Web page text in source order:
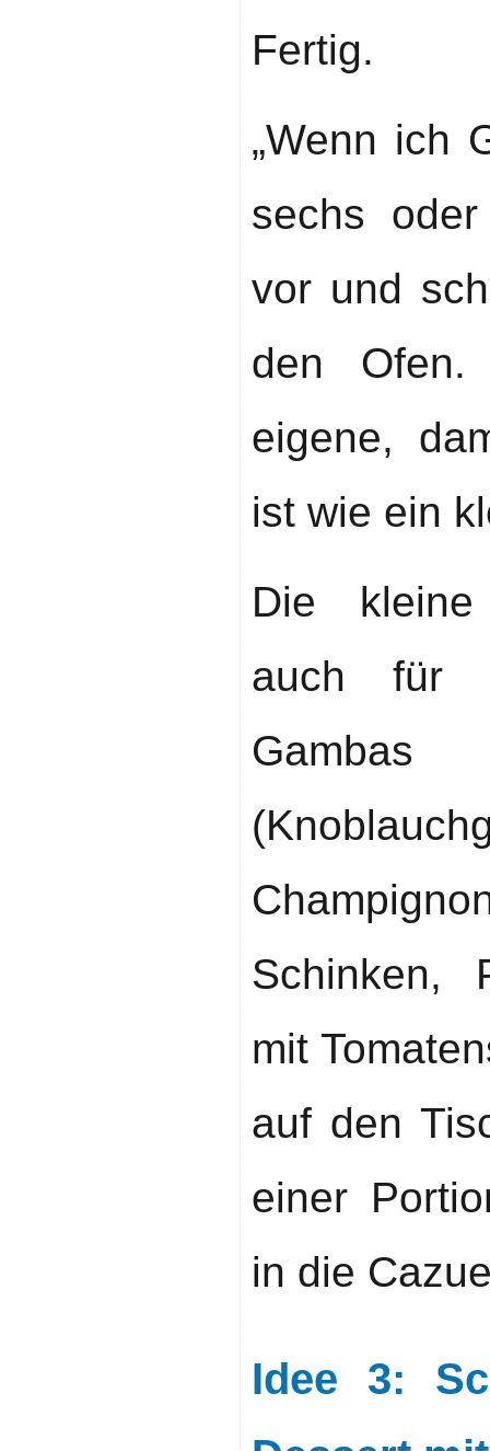
Fertig.
„Wenn ich
sechs
vor und
den Ofen.
eigene,
ist wie ein
Die kleine
auch für
Schinken,
mit
auf den
einer
in die
Idee 3: